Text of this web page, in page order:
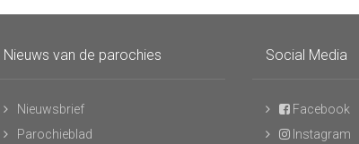
Nieuws van de parochies
Nieuwsbrief
Parochieblad
Social Media
Facebook
Instagram